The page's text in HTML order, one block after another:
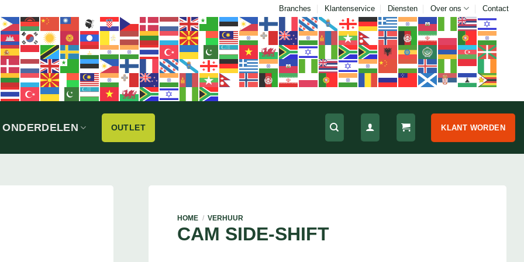
Branches Klantenservice Diensten Over ons Contact
ONDERDELEN OUTLET KLANT WORDEN
HOME / VERHUUR
CAM SIDE-SHIFT